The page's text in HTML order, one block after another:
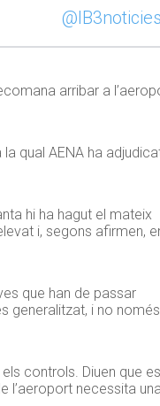
@IB3noticies
arribar a
qual AENA ha
hi ha hagut el mateix
i, segons afirmen,
que han de passar
generalitzat, i no només
controls. Diuen que es
l’aeroport necessita